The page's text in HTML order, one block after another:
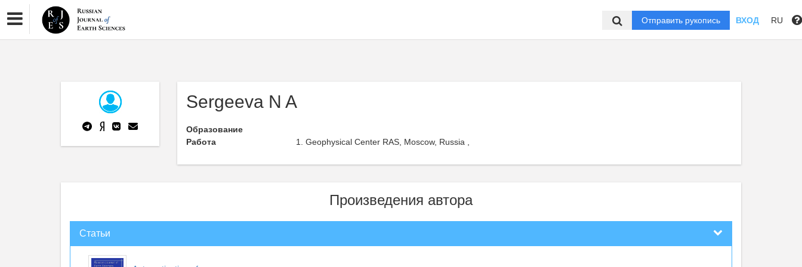
Отправить рукопись ВХОД RU
Sergeeva N A
Образование
Работа
Geophysical Center RAS, Moscow, Russia ,
Произведения автора
Статьи